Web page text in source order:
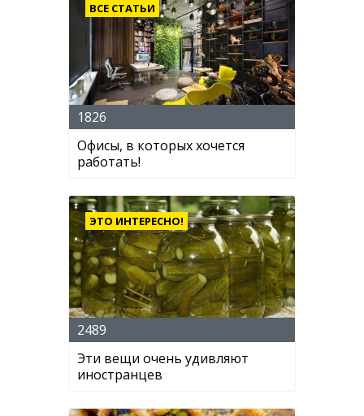
ВСЕ СТАТЬИ
1826
Офисы, в которых хочется
работать!
ЭТО ИНТЕРЕСНО!
2489
Эти вещи очень удивляют
иностранцев